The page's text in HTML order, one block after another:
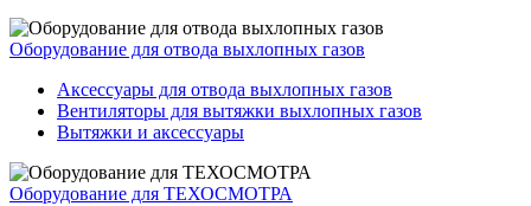
Оборудование для отвода выхлопных газов
Аксессуары для отвода выхлопных газов
Вентиляторы для вытяжки выхлопных газов
Вытяжки и аксессуары
Оборудование для ТЕХОСМОТРА